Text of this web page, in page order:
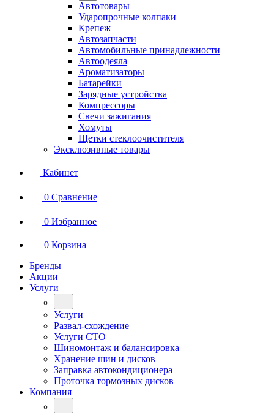
Автотовары
Ударопрочные колпаки
Крепеж
Автозапчасти
Автомобильные принадлежности
Автоодеяла
Ароматизаторы
Батарейки
Зарядные устройства
Компрессоры
Свечи зажигания
Хомуты
Щетки стеклоочистителя
Эксклюзивные товары
Кабинет
0 Сравнение
0 Избранное
0 Корзина
Бренды
Акции
Услуги
Услуги
Развал-схождение
Услуги СТО
Шиномонтаж и балансировка
Хранение шин и дисков
Заправка автокондиционера
Проточка тормозных дисков
Компания